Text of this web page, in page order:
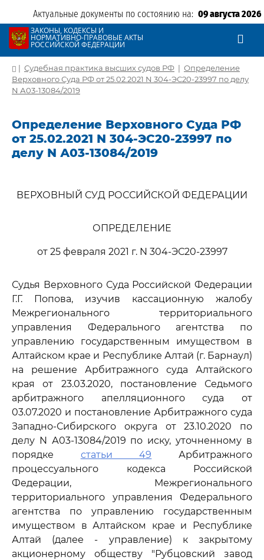
Актуальные документы по состоянию на: 09 августа 2026
ЗАКОНЫ, КОДЕКСЫ И
НОРМАТИВНО-ПРАВОВЫЕ АКТЫ
РОССИЙСКОЙ ФЕДЕРАЦИИ
| Судебная практика высших судов РФ | Определение
Верховного Суда РФ от 25.02.2021 N 304-ЭС20-23997 по делу
N А03-13084/2019
Определение Верховного Суда РФ
от 25.02.2021 N 304-ЭС20-23997 по
делу N А03-13084/2019
ВЕРХОВНЫЙ СУД РОССИЙСКОЙ ФЕДЕРАЦИИ
ОПРЕДЕЛЕНИЕ
от 25 февраля 2021 г. N 304-ЭС20-23997
Судья Верховного Суда Российской Федерации
Г.Г. Попова, изучив кассационную жалобу
Межрегионального территориального
управления Федерального агентства по
управлению государственным имуществом в
Алтайском крае и Республике Алтай (г. Барнаул)
на решение Арбитражного суда Алтайского
края от 23.03.2020, постановление Седьмого
арбитражного апелляционного суда от
03.07.2020 и постановление Арбитражного суда
Западно-Сибирского округа от 23.10.2020 по
делу N А03-13084/2019 по иску, уточненному в
порядке статьи 49 Арбитражного
процессуального кодекса Российской
Федерации, Межрегионального
территориального управления Федерального
агентства по управлению государственным
имуществом в Алтайском крае и Республике
Алтай (далее - управление) к закрытому
акционерному обществу "Рубцовский завод